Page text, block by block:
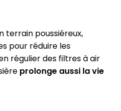
terrain poussiéreux,
pour réduire les
régulier des filtres à air
prolonge aussi la vie